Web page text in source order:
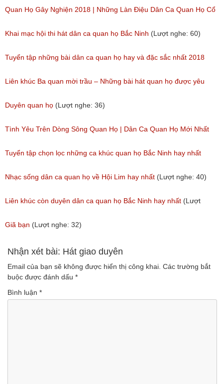
(Lượt nghe: 515)
Quan Họ Gây Nghiện 2018 | Những Làn Điệu Dân Ca Quan Họ Cổ
Bắc Ninh Hay Ngây Ngất
(Lượt nghe: 84)
Khai mạc hội thi hát dân ca quan họ Bắc Ninh (Lượt nghe: 60)
Tuyển tập những bài dân ca quan họ hay và đặc sắc nhất 2018
(Lượt nghe: 59)
Liên khúc Ba quan mời trầu – Những bài hát quan họ được yêu
thích nhất hiện nay
(Lượt nghe: 173)
Duyên quan họ (Lượt nghe: 36)
Tình Yêu Trên Dòng Sông Quan Họ | Dân Ca Quan Họ Mới Nhất
2018
(Lượt nghe: 31)
Tuyển tập chọn lọc những ca khúc quan họ Bắc Ninh hay nhất
(Lượt nghe: 214)
Nhạc sống dân ca quan họ về Hội Lim hay nhất (Lượt nghe: 40)
Liên khúc còn duyên dân ca quan họ Bắc Ninh hay nhất (Lượt
nghe: 108)
Giã bạn (Lượt nghe: 32)
Nhận xét bài: Hát giao duyên
Email của bạn sẽ không được hiển thị công khai. Các trường bắt
buộc được đánh dấu *
Bình luận *